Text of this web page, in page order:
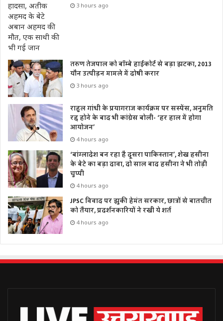
3 hours ago
तरुण तेजपाल को बॉम्बे हाईकोर्ट से बड़ा झटका, 2013
यौन उत्पीड़न मामले में दोषी करार
3 hours ago
राहुल गांधी के प्रयागराज कार्यक्रम पर सस्पेंस, अनुमति
रद्द होने के बाद भी कांग्रेस बोली- ‘हर हाल में होगा
आयोजन’
4 hours ago
‘बांग्लादेश बन रहा है दूसरा पाकिस्तान’, शेख हसीना
के बेटे का बड़ा दावा, दो साल बाद हसीना ने भी तोड़ी
चुप्पी
4 hours ago
JPSC विवाद पर झुकी हेमंत सरकार, छात्रों से बातचीत
को तैयार, प्रदर्शनकारियों ने रखी ये शर्त
4 hours ago